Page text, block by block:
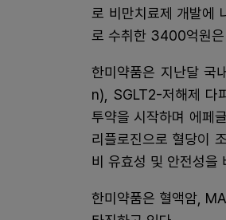
로 비만치료제 개발에
로 수취한 3400억원은
한미약품은 지난달 국
n), SGLT2-저해제 다
투약을 시작하며 에페
리플로진으로 혈당이
비 유효성 및 안전성을
한미약품은 혈액암,